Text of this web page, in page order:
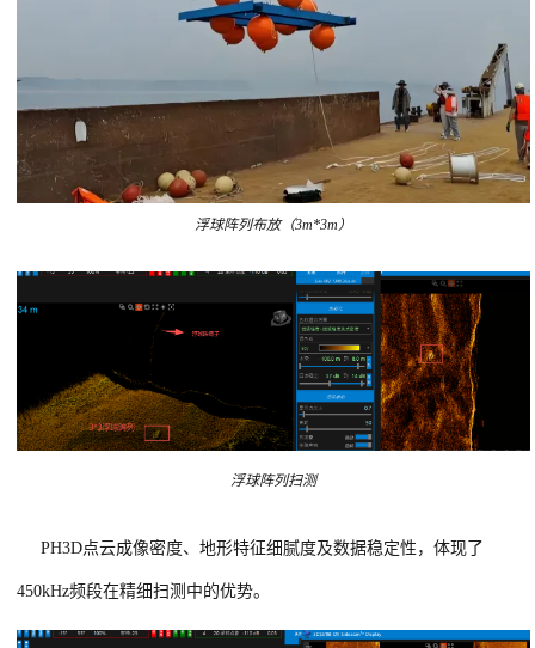
浮球阵列布放（3m*3m）
浮球阵列扫测
PH3D点云成像密度、地形特征细腻度及数据稳定性，体现了
450kHz频段在精细扫测中的优势。